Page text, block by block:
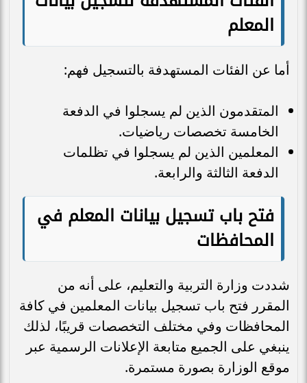
المعلم
أما عن الفئات المستهدفة بالتسجيل فهم:
المتقدمون الذين لم يسجلوا في الدفعة
الخامسة تخصصات رياضيات.
المعلمين الذين لم يسجلوا في تظلمات
الدفعة الثالثة والرابعة.
فتح باب تسجيل بيانات المعلم في
المحافظات
شددت وزارة التربية والتعليم، على أنه من
المقرر فتح باب تسجيل بيانات المعلمين في كافة
المحافظات وفي مختلف التخصصات قريبًا، لذلك
ينبغي على الجميع متابعة الإعلانات الرسمية عبر
موقع الوزارة بصورة مستمرة.